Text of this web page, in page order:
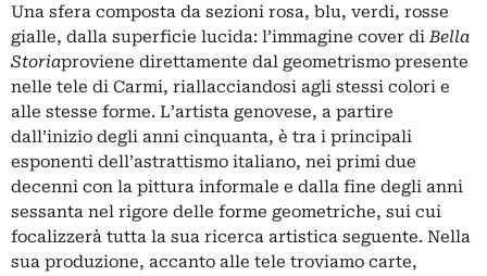
Una sfera composta da sezioni rosa, blu, verdi, rosse
gialle, dalla superficie lucida: l’immagine cover diBella
Storiaproviene direttamente dal geometrismo presente
nelle tele di Carmi, riallacciandosi agli stessi colori e
alle stesse forme. L’artista genovese, a partire
dall’inizio degli anni cinquanta, è tra i principali
esponenti dell’astrattismo italiano, nei primi due
decenni con la pittura informale e dalla fine degli anni
sessanta nel rigore delle forme geometriche, sui cui
focalizzerà tutta la sua ricerca artistica seguente. Nella
sua produzione, accanto alle tele troviamo carte,